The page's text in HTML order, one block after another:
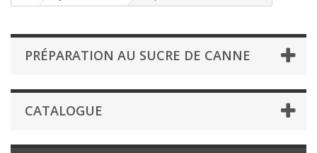
PRÉPARATION AU SUCRE DE CANNE
CATALOGUE